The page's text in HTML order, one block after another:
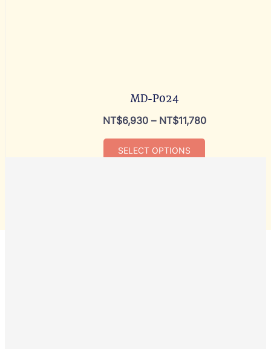
MD-P024
NT$6,930– NT$11,780
SELECT OPTIONS